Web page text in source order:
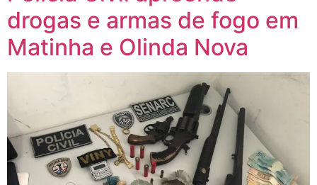
drogas e armas de fogo em
Matinha e Olinda Nova